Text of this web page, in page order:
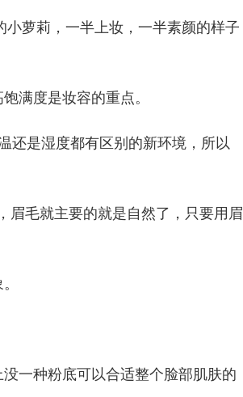
萝莉，一半上妆，一半素颜的样子
满度是妆容的重点。
还是湿度都有区别的新环境，所以
眉毛就主要的就是自然了，只要用眉
一种粉底可以合适整个脸部肌肤的